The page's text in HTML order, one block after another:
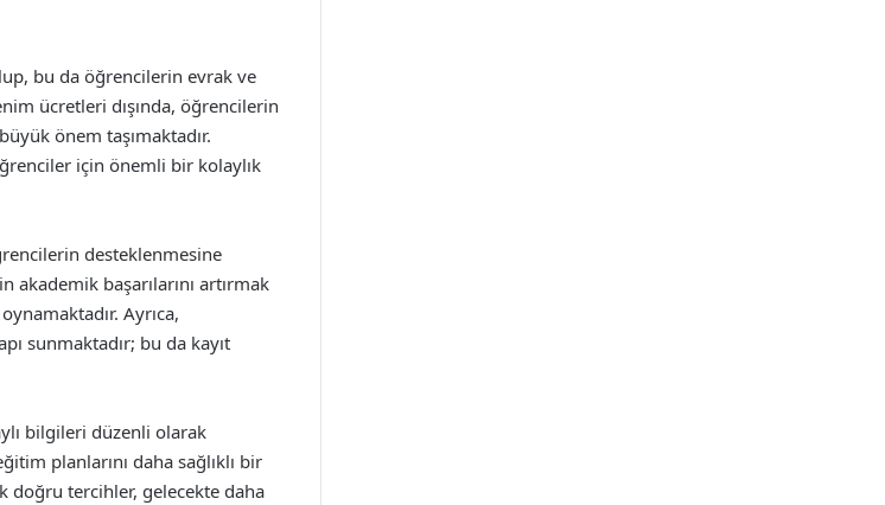
bu da öğrencilerin evrak ve
ücretleri dışında, öğrencilerin
önem taşımaktadır.
için önemli bir kolaylık
desteklenmesine
akademik başarılarını artırmak
Ayrıca,
sunmaktadır; bu da kayıt
bilgileri düzenli olarak
planlarını daha sağlıklı bir
doğru tercihler, gelecekte daha